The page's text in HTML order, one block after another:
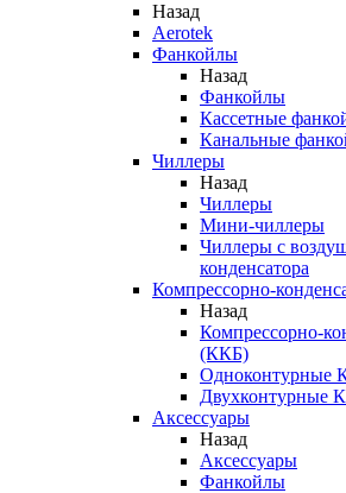
Назад
Aerotek
Фанкойлы
Назад
Фанкойлы
Кассетные
Канальные
Чиллеры
Назад
Чиллеры
Мини-чиллеры
Чиллеры с
конденсатора
Компрессорно-
Назад
Компрессорно-
(ККБ)
Одноконтурные
Двухконтурные
Аксессуары
Назад
Аксессуары
Фанкойлы